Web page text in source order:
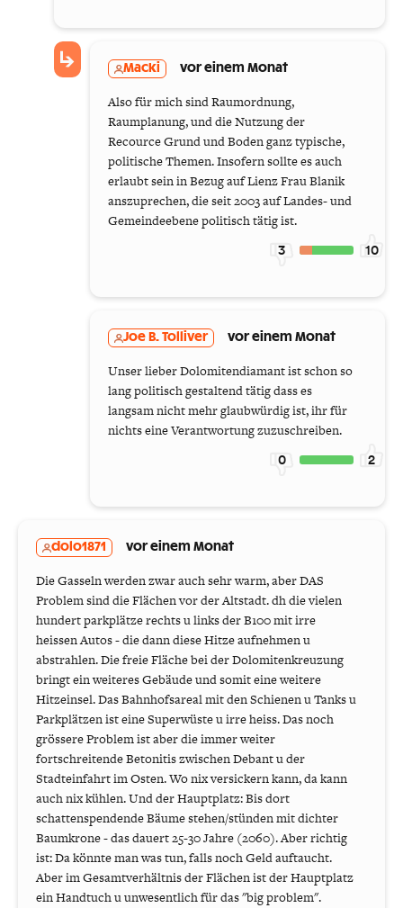
Macki vor einem Monat
Also für mich sind Raumordnung,
Raumplanung, und die Nutzung der
Recource Grund und Boden ganz typische,
politische Themen. Insofern sollte es auch
erlaubt sein in Bezug auf Lienz Frau Blanik
anszuprechen, die seit 2003 auf Landes- und
Gemeindeebene politisch tätig ist.
3 10
Joe B. Tolliver vor einem Monat
Unser lieber Dolomitendiamant ist schon so
lang politisch gestaltend tätig dass es
langsam nicht mehr glaubwürdig ist, ihr für
nichts eine Verantwortung zuzuschreiben.
0 2
dolo1871 vor einem Monat
Die Gasseln werden zwar auch sehr warm, aber DAS
Problem sind die Flächen vor der Altstadt. dh die vielen
hundert parkplätze rechts u links der B100 mit irre
heissen Autos - die dann diese Hitze aufnehmen u
abstrahlen. Die freie Fläche bei der Dolomitenkreuzung
bringt ein weiteres Gebäude und somit eine weitere
Hitzeinsel. Das Bahnhofsareal mit den Schienen u Tanks u
Parkplätzen ist eine Superwüste u irre heiss. Das noch
grössere Problem ist aber die immer weiter
fortschreitende Betonitis zwischen Debant u der
Stadteinfahrt im Osten. Wo nix versickern kann, da kann
auch nix kühlen. Und der Hauptplatz: Bis dort
schattenspendende Bäume stehen/stünden mit dichter
Baumkrone - das dauert 25-30 Jahre (2060). Aber richtig
ist: Da könnte man was tun, falls noch Geld auftaucht.
Aber im Gesamtverhältnis der Flächen ist der Hauptplatz
ein Handtuch u unwesentlich für das "big problem".